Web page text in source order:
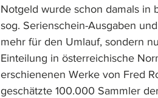
Notgeld wurde schon damals in
sog. Serienschein-Ausgaben
mehr für den Umlauf, sondern
Einteilung in österreichische
erschienenen Werke von Fred
geschätzte 100.000 Sammler